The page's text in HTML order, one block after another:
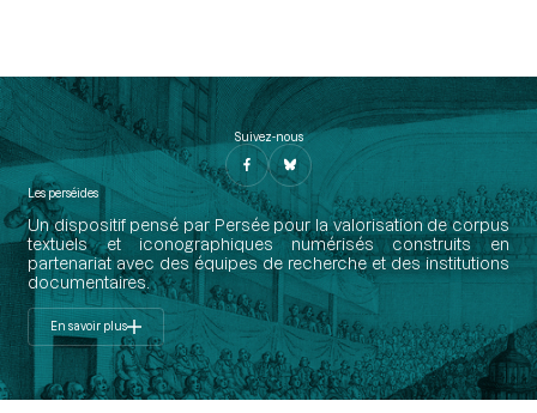
Suivez-nous
Les perséides
Un dispositif pensé par Persée pour la valorisation de corpus
textuels et iconographiques numérisés construits en
partenariat avec des équipes de recherche et des institutions
documentaires.
En savoir plus